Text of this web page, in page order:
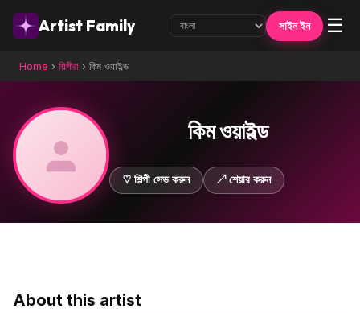
Artist Family সাইন ইন ☰
Home › শিল্পীরা › কিম ওয়াইল্ড
কিম ওয়াইল্ড
♡ শিল্পী সেভ করুন ↗ শেয়ার করুন
About this artist